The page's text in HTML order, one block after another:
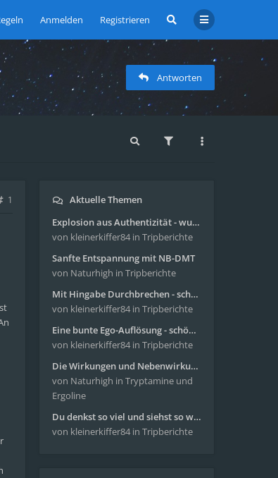
Anmelden Registrieren
Antworten
1
Aktuelle Themen
Explosion aus Authentizität - wunderbare Reise mit 4g Pilze
von kleinerkiffer84 in Tripberichte
Sanfte Entspannung mit NB-DMT
von Naturhigh in Tripberichte
Mit Hingabe Durchbrechen - schöne Reise mit 4g Pilze
von kleinerkiffer84 in Tripberichte
Eine bunte Ego-Auflösung - schöne Reise mit 4-AcO-DMT
von kleinerkiffer84 in Tripberichte
Die Wirkungen und Nebenwirkungen von LSD
von Naturhigh in Tryptamine und
Ergoline
Du denkst so viel und siehst so wenig - wunderbare Reise mit 4g Pilze
von kleinerkiffer84 in Tripberichte